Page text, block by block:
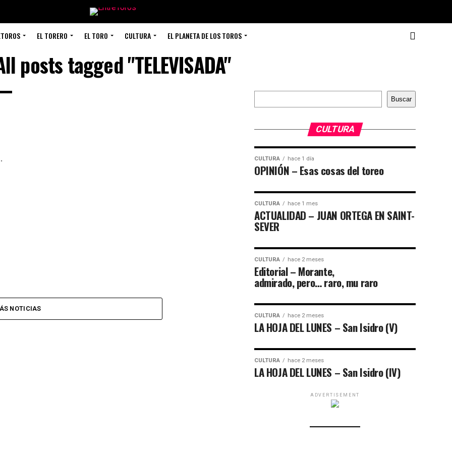
EL TORERO EL TORO CULTURA EL PLANETA DE LOS TOROS
posts tagged "TELEVISADA"
NOTICIAS
Buscar
Buscar
CULTURA
CULTURA hace 1 día
OPINIÓN – Esas cosas del toreo
CULTURA hace 1 mes
ACTUALIDAD – JUAN ORTEGA EN SAINT-
SEVER
CULTURA hace 2 meses
Editorial – Morante,
admirado, pero… raro, mu raro
CULTURA hace 2 meses
LA HOJA DEL LUNES – San Isidro (V)
CULTURA hace 2 meses
LA HOJA DEL LUNES – San Isidro (IV)
ADVERTISEMENT